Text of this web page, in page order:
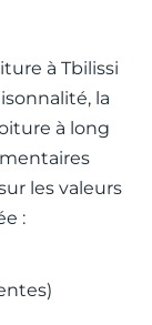
à Tbilissi
la
à long
les valeurs
: